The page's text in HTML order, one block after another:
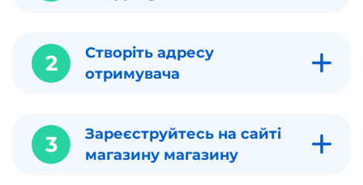
2
Створіть адресу
отримувача
3
Зареєструйтесь на сайті
магазину магазину